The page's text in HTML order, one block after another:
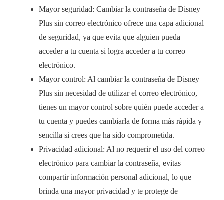
Mayor seguridad: Cambiar la contraseña de Disney
Plus sin correo electrónico ofrece una capa adicional
de seguridad, ya que evita que alguien pueda
acceder a tu cuenta si logra acceder a tu correo
electrónico.
Mayor control: Al cambiar la contraseña de Disney
Plus sin necesidad de utilizar el correo electrónico,
tienes un mayor control sobre quién puede acceder a
tu cuenta y puedes cambiarla de forma más rápida y
sencilla si crees que ha sido comprometida.
Privacidad adicional: Al no requerir el uso del correo
electrónico para cambiar la contraseña, evitas
compartir información personal adicional, lo que
brinda una mayor privacidad y te protege de